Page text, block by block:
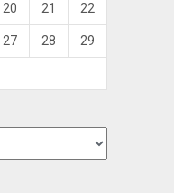
20 21 22
27 28 29